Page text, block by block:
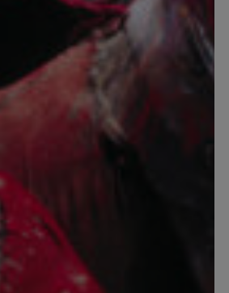
Kundtjänst
Sverige
info@mtab.se